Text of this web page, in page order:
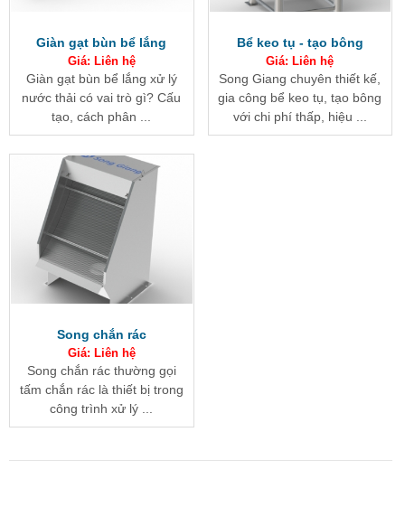
Giàn gạt bùn bể lắng
Giá: Liên hệ
Giàn gạt bùn bể lắng xử lý
nước thải có vai trò gì? Cấu
tạo, cách phân ...
Bể keo tụ - tạo bông
Giá: Liên hệ
Song Giang chuyên thiết kế,
gia công bể keo tụ, tạo bông
với chi phí thấp, hiệu ...
Song chắn rác
Giá: Liên hệ
Song chắn rác thường gọi
tấm chắn rác là thiết bị trong
công trình xử lý ...